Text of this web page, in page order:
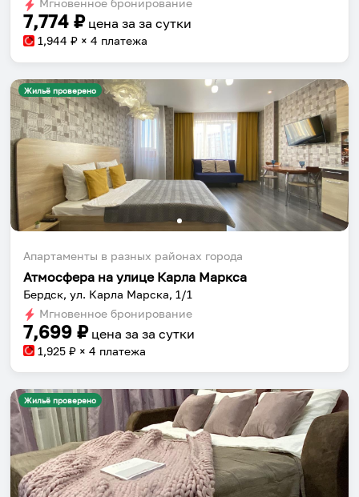
Мгновенное бронирование
7,774 ₽ цена за за сутки
1,944 ₽ × 4 платежа
Жильё проверено
Апартаменты в разных районах города
Атмосфера на улице Карла Маркса
Бердск, ул. Карла Марска, 1/1
Мгновенное бронирование
7,699 ₽ цена за за сутки
1,925 ₽ × 4 платежа
Жильё проверено